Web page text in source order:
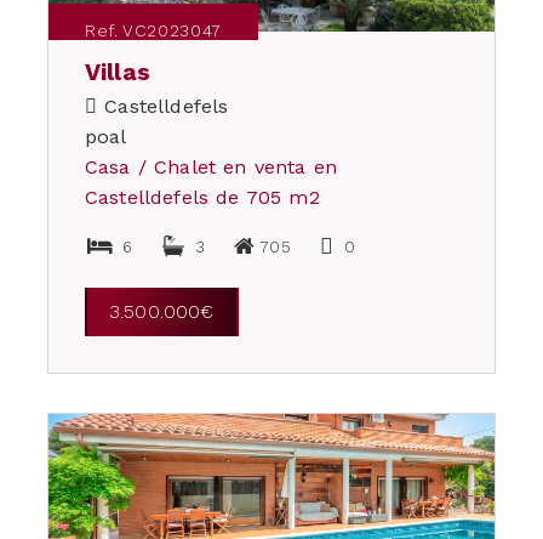
Ref. VC2023047
Villas
Castelldefels
poal
Casa / Chalet en venta en
Castelldefels de 705 m2
6 3 705 0
3.500.000€